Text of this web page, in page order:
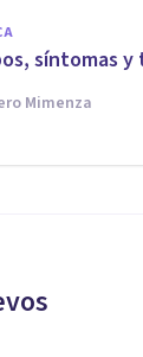
síntomas
Mimenza